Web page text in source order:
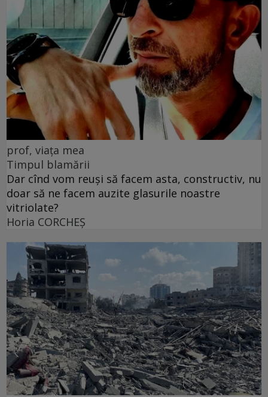
prof, viața mea
Timpul blamării
Dar cînd vom reuși să facem asta, constructiv, nu
doar să ne facem auzite glasurile noastre
vitriolate?
Horia CORCHEŞ